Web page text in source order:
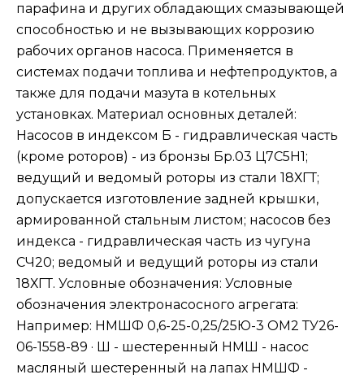
парафина и других обладающих смазывающей
способностью и не вызывающих коррозию
рабочих органов насоса. Применяется в
системах подачи топлива и нефтепродуктов, а
также для подачи мазута в котельных
установках. Материал основных деталей:
Насосов в индексом Б - гидравлическая часть
(кроме роторов) - из бронзы Бр.03 Ц7С5Н1;
ведущий и ведомый роторы из стали 18ХГТ;
допускается изготовление задней крышки,
армированной стальным листом; насосов без
индекса - гидравлическая часть из чугуна
СЧ20; ведомый и ведущий роторы из стали
18ХГТ. Условные обозначения: Условные
обозначения электронасосного агрегата:
Например: НМШФ 0,6-25-0,25/25Ю-3 ОМ2 ТУ26-
06-1558-89 · Ш - шестеренный НМШ - насос
масляный шестеренный на лапах НМШФ -